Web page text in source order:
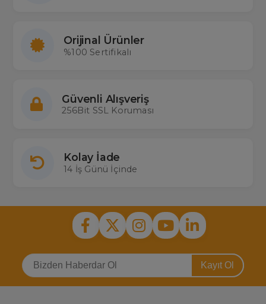
Orijinal Ürünler
%100 Sertifikalı
Güvenli Alışveriş
256Bit SSL Koruması
Kolay İade
14 İş Günü İçinde
Kayıt Ol